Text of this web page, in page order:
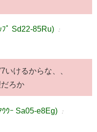
ﾟ Sd22-85Ru) ：
いけるからな、、
ろか
ｳｰ Sa05-e8Eg) ：